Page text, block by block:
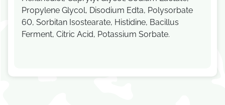
Propylene Glycol, Disodium Edta, Polysorbate
60, Sorbitan Isostearate, Histidine, Bacillus
Ferment, Citric Acid, Potassium Sorbate.